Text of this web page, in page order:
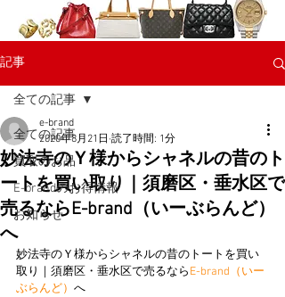
記事
全ての記事
買取のお品
E-brandのお得情報
お知らせ
全ての記事
妙法寺のＹ様からシャネルの昔のト
ートを買い取り｜須磨区・垂水区で
売るならE-brand（いーぶらんど）
へ
e-brand
2020年8月21日 読了時間: 1分
妙法寺のＹ様からシャネルの昔のトートを買い
取り｜須磨区・垂水区で売るならE-brand（いー
ぶらんど） へ